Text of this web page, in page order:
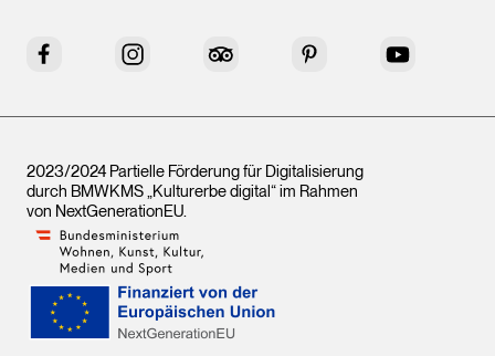
Facebook Instagram Tripadvisor Pinterest YouTube
2023/2024 Partielle Förderung für Digitalisierung
durch BMWKMS „Kulturerbe digital“ im Rahmen
von NextGenerationEU.